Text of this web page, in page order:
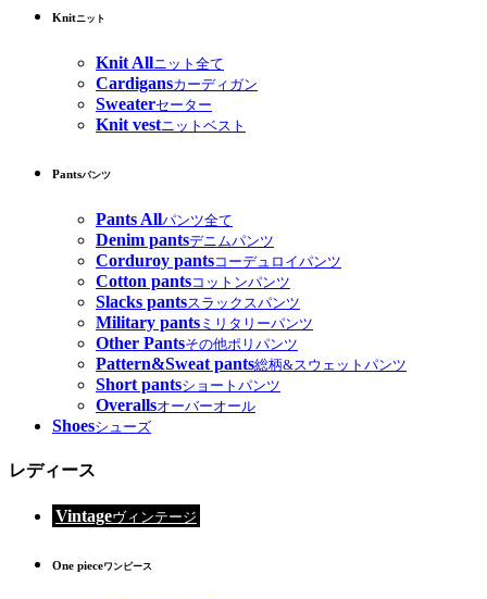
Knitニット
Knit Allニット全て
Cardigansカーディガン
Sweaterセーター
Knit vestニットベスト
Pantsパンツ
Pants Allパンツ全て
Denim pantsデニムパンツ
Corduroy pantsコーデュロイパンツ
Cotton pantsコットンパンツ
Slacks pantsスラックスパンツ
Military pants ミリタリーパンツ
Other Pantsその他ポリパンツ
Pattern&Sweat pants総柄&スウェットパンツ
Short pantsショートパンツ
Overallsオーバーオール
Shoesシューズ
レディース
Vintageヴィンテージ
One pieceワンピース